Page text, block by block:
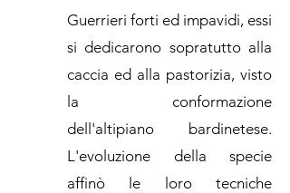
Guerrieri forti ed impavidi, essi
si dedicarono sopratutto alla
caccia ed alla pastorizia, visto
la conformazione
dell'altipiano bardinetese.
L'evoluzione della specie
affinò le loro tecniche